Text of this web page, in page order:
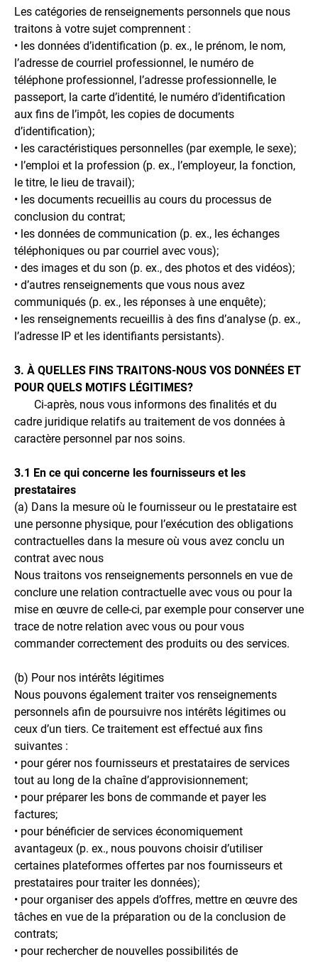
Les catégories de renseignements personnels que nous
traitons à votre sujet comprennent :
• les données d’identification (p. ex., le prénom, le nom,
l’adresse de courriel professionnel, le numéro de
téléphone professionnel, l’adresse professionnelle, le
passeport, la carte d’identité, le numéro d’identification
aux fins de l’impôt, les copies de documents
d’identification);
• les caractéristiques personnelles (par exemple, le sexe);
• l’emploi et la profession (p. ex., l’employeur, la fonction,
le titre, le lieu de travail);
• les documents recueillis au cours du processus de
conclusion du contrat;
• les données de communication (p. ex., les échanges
téléphoniques ou par courriel avec vous);
• des images et du son (p. ex., des photos et des vidéos);
• d’autres renseignements que vous nous avez
communiqués (p. ex., les réponses à une enquête);
• les renseignements recueillis à des fins d’analyse (p. ex.,
l’adresse IP et les identifiants persistants).
3. À QUELLES FINS TRAITONS-NOUS VOS DONNÉES ET
POUR QUELS MOTIFS LÉGITIMES?
Ci-après, nous vous informons des finalités et du
cadre juridique relatifs au traitement de vos données à
caractère personnel par nos soins.
3.1 En ce qui concerne les fournisseurs et les
prestataires
(a) Dans la mesure où le fournisseur ou le prestataire est
une personne physique, pour l’exécution des obligations
contractuelles dans la mesure où vous avez conclu un
contrat avec nous
Nous traitons vos renseignements personnels en vue de
conclure une relation contractuelle avec vous ou pour la
mise en œuvre de celle-ci, par exemple pour conserver une
trace de notre relation avec vous ou pour vous
commander correctement des produits ou des services.
(b) Pour nos intérêts légitimes
Nous pouvons également traiter vos renseignements
personnels afin de poursuivre nos intérêts légitimes ou
ceux d’un tiers. Ce traitement est effectué aux fins
suivantes :
• pour gérer nos fournisseurs et prestataires de services
tout au long de la chaîne d’approvisionnement;
• pour préparer les bons de commande et payer les
factures;
• pour bénéficier de services économiquement
avantageux (p. ex., nous pouvons choisir d’utiliser
certaines plateformes offertes par nos fournisseurs et
prestataires pour traiter les données);
• pour organiser des appels d’offres, mettre en œuvre des
tâches en vue de la préparation ou de la conclusion de
contrats;
• pour rechercher de nouvelles possibilités de